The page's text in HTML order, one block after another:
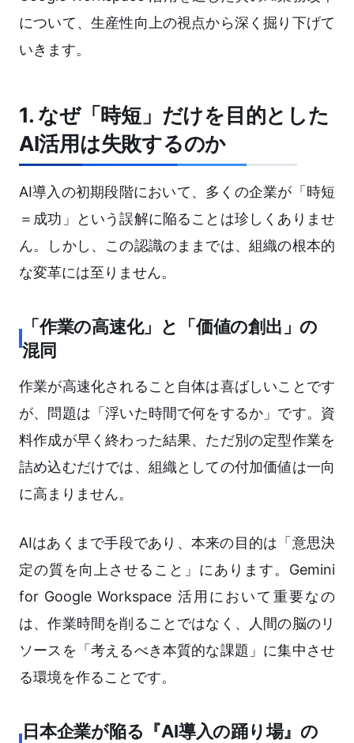
について、生産性向上の視点から深く掘り下げて
いきます。
1. なぜ「時短」だけを目的とした
AI活用は失敗するのか
AI導入の初期段階において、多くの企業が「時短
＝成功」という誤解に陥ることは珍しくありませ
ん。しかし、この認識のままでは、組織の根本的
な変革には至りません。
「作業の高速化」と「価値の創出」の
混同
作業が高速化されること自体は喜ばしいことです
が、問題は「浮いた時間で何をするか」です。資
料作成が早く終わった結果、ただ別の定型作業を
詰め込むだけでは、組織としての付加価値は一向
に高まりません。
AIはあくまで手段であり、本来の目的は「意思決
定の質を向上させること」にあります。Gemini
for Google Workspace 活用において重要なの
は、作業時間を削ることではなく、人間の脳のリ
ソースを「考えるべき本質的な課題」に集中させ
る環境を作ることです。
日本企業が陥る『AI導入の踊り場』の